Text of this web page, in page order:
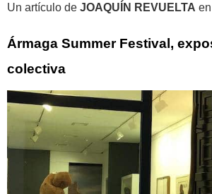
Un artículo de JOAQUÍN REVUELTA
Ármaga Summer Festival,
colectiva